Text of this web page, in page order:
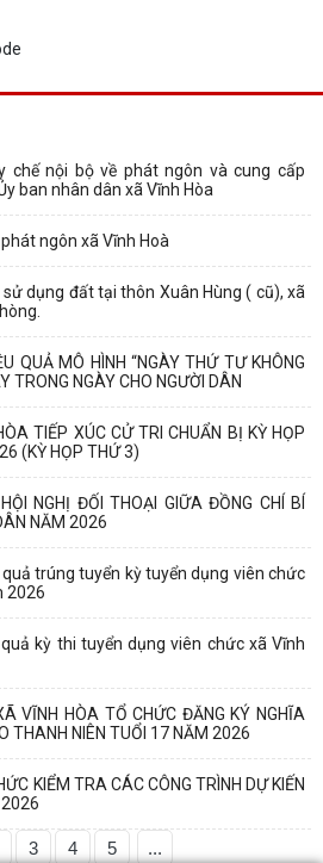
chế nội bộ về phát ngôn và cung cấp
ban nhân dân xã Vĩnh Hòa
ngôn xã Vĩnh Hoà
dụng đất tại thôn Xuân Hùng ( cũ), xã
QUẢ MÔ HÌNH “NGÀY THỨ TƯ KHÔNG
TRONG NGÀY CHO NGƯỜI DÂN
TIẾP XÚC CỬ TRI CHUẨN BỊ KỲ HỌP
(KỲ HỌP THỨ 3)
NGHỊ ĐỐI THOẠI GIỮA ĐỒNG CHÍ BÍ
NĂM 2026
trúng tuyển kỳ tuyển dụng viên chức
2026
kỳ thi tuyển dụng viên chức xã Vĩnh
VĨNH HÒA TỔ CHỨC ĐĂNG KÝ NGHĨA
THANH NIÊN TUỔI 17 NĂM 2026
KIỂM TRA CÁC CÔNG TRÌNH DỰ KIẾN
3 4 5 ...